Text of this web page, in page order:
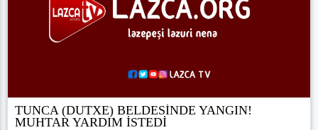
TUNCA (DUTXE) BELDESİNDE YANGIN!
MUHTAR YARDIM İSTEDİ